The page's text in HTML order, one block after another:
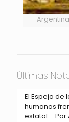
Últimas
El Espejo de
humanos
estatal – Por